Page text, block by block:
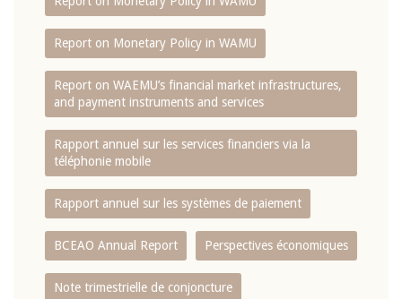
Report on Monetary Policy in WAMU
Report on WAEMU’s financial market infrastructures,
and payment instruments and services
Rapport annuel sur les services financiers via la
téléphonie mobile
Rapport annuel sur les systèmes de paiement
BCEAO Annual Report Perspectives économiques
Note trimestrielle de conjoncture